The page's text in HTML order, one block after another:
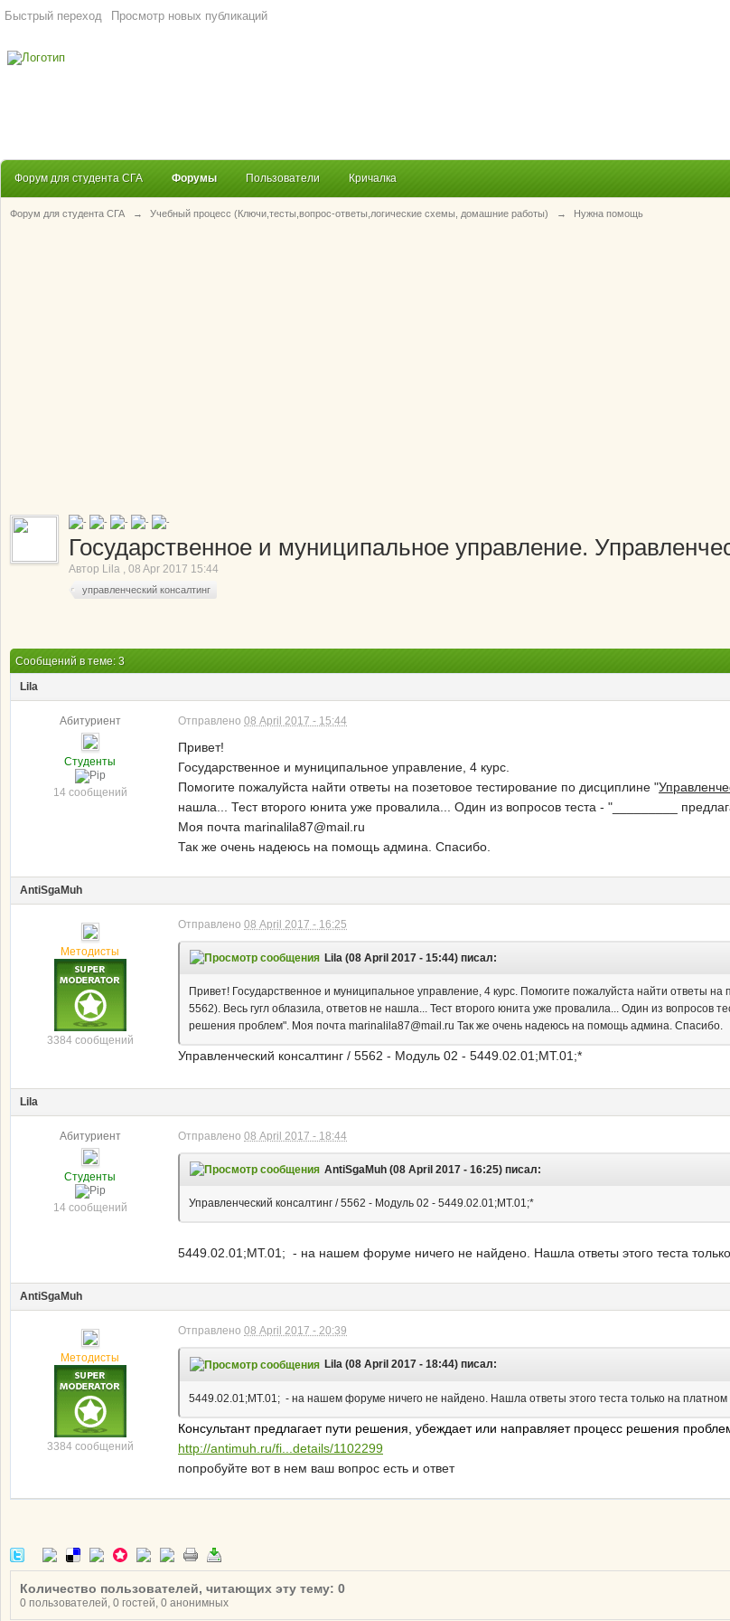
Быстрый переход Просмотр новых публикаций
Форум для студента СГА Форумы Пользователи Кричалка
Форум для студента СГА → Учебный процесс (Ключи,тесты,вопрос-ответы,логические схемы, домашние работы) → Нужна помощь
Государственное и муниципальное управление.
Автор Lila , 08 Apr 2017 15:44
управленческий консалтинг
Сообщений в теме: 3
Lila
Абитуриент
Студенты
14 сообщений
Отправлено 08 April 2017 - 15:44
Привет!
Государственное и муниципальное управление, 4 курс.
Помогите пожалуйста найти ответы на позетовое тестирование по дисциплине "
нашла... Тест второго юнита уже провалила... Один из вопросов теста - "_________
Моя почта marinalila87@mail.ru
Так же очень надеюсь на помощь админа. Спасибо.
AntiSgaMuh
Методисты
3384 сообщений
Отправлено 08 April 2017 - 16:25
Lila (08 April 2017 - 15:44) писал:
Привет! Государственное и муниципальное управление, 4 курс. Помогите пожалуйста найти ответы на
5562). Весь гугл облазила, ответов не нашла... Тест второго юнита уже провалила... Один из
решения проблем". Моя почта marinalila87@mail.ru Так же очень надеюсь на помощь админа. Спасибо.
Управленческий консалтинг / 5562 - Модуль 02 - 5449.02.01;МТ.01;*
Lila
Абитуриент
Студенты
14 сообщений
Отправлено 08 April 2017 - 18:44
AntiSgaMuh (08 April 2017 - 16:25) писал:
Управленческий консалтинг / 5562 - Модуль 02 - 5449.02.01;МТ.01;*
5449.02.01;МТ.01; - на нашем форуме ничего не найдено. Нашла ответы этого теста
AntiSgaMuh
Методисты
3384 сообщений
Отправлено 08 April 2017 - 20:39
Lila (08 April 2017 - 18:44) писал:
5449.02.01;МТ.01; - на нашем форуме ничего не найдено. Нашла ответы этого теста только на платном
Консультант предлагает пути решения, убеждает или направляет процесс решения
http://antimuh.ru/fi...details/1102299
попробуйте вот в нем ваш вопрос есть и ответ
Количество пользователей, читающих эту тему: 0
0 пользователей, 0 гостей, 0 анонимных